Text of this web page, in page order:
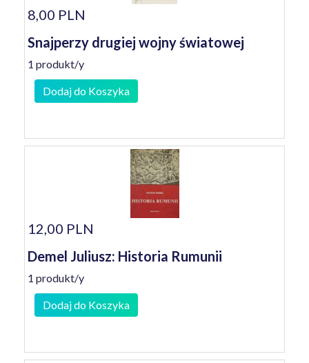
8,00 PLN
Snajperzy drugiej wojny światowej
1 produkt/y
Dodaj do Koszyka
12,00 PLN
Demel Juliusz: Historia Rumunii
1 produkt/y
Dodaj do Koszyka